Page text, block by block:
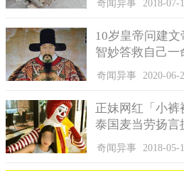
索尼创意科学大赏作品展除了展出机
作品也一同展
奇闻异事 2018-07-
10岁皇帝问建
智妙答救自己一
奇闻异事 2020-06-
正妹网红「小裤
泰国麦当劳扬言
奇闻异事 2018-05-